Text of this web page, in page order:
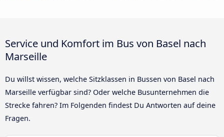
Service und Komfort im Bus von Basel nach
Marseille
Du willst wissen, welche Sitzklassen in Bussen von Basel nach
Marseille verfügbar sind? Oder welche Busunternehmen die
Strecke fahren? Im Folgenden findest Du Antworten auf deine
Fragen.